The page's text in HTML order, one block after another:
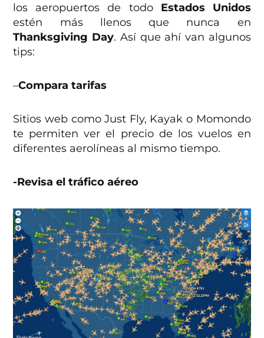
los aeropuertos de todo Estados Unidos
estén más llenos que nunca en
Thanksgiving Day. Así que ahí van algunos
tips:
–Compara tarifas
Sitios web como Just Fly, Kayak o Momondo
te permiten ver el precio de los vuelos en
diferentes aerolíneas al mismo tiempo.
-Revisa el tráfico aéreo